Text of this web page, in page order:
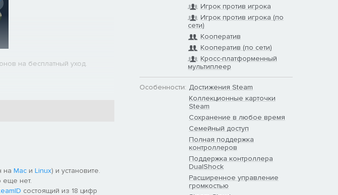
на бесплатный уход.
на Mac и Linux) и установите.
еще нет.
состоящий из 18 цифр
Игрок против игрока
Игрок против игрока (по
сети)
Кооператив
Кооператив (по сети)
Кросс-платформенный
мультиплеер
Особенности: Достижения Steam
Коллекционные карточки
Steam
Сохранение в любое время
Семейный доступ
Полная поддержка
контроллеров
Поддержка контроллера
DualShock
Расширенное управление
громкостью